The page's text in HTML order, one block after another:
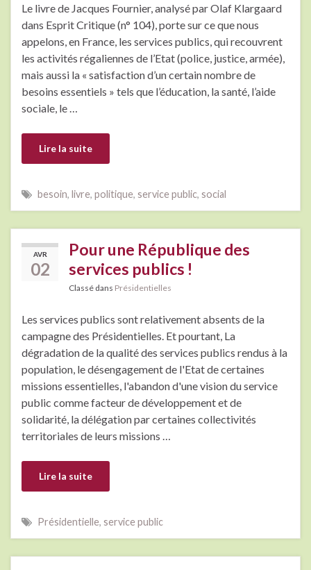
Le livre de Jacques Fournier, analysé par Olaf Klargaard
dans Esprit Critique (n° 104), porte sur ce que nous
appelons, en France, les services publics, qui recouvrent
les activités régaliennes de l’Etat (police, justice, armée),
mais aussi la « satisfaction d’un certain nombre de
besoins essentiels » tels que l’éducation, la santé, l’aide
sociale, le …
Lire la suite
besoin, livre, politique, service public, social
AVR
02
Pour une République des
services publics !
Classé dans Présidentielles
Les services publics sont relativement absents de la
campagne des Présidentielles. Et pourtant, La
dégradation de la qualité des services publics rendus à la
population, le désengagement de l'Etat de certaines
missions essentielles, l'abandon d'une vision du service
public comme facteur de développement et de
solidarité, la délégation par certaines collectivités
territoriales de leurs missions …
Lire la suite
Présidentielle, service public